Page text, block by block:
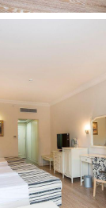
mokestį
papildomą
mokestį (apie